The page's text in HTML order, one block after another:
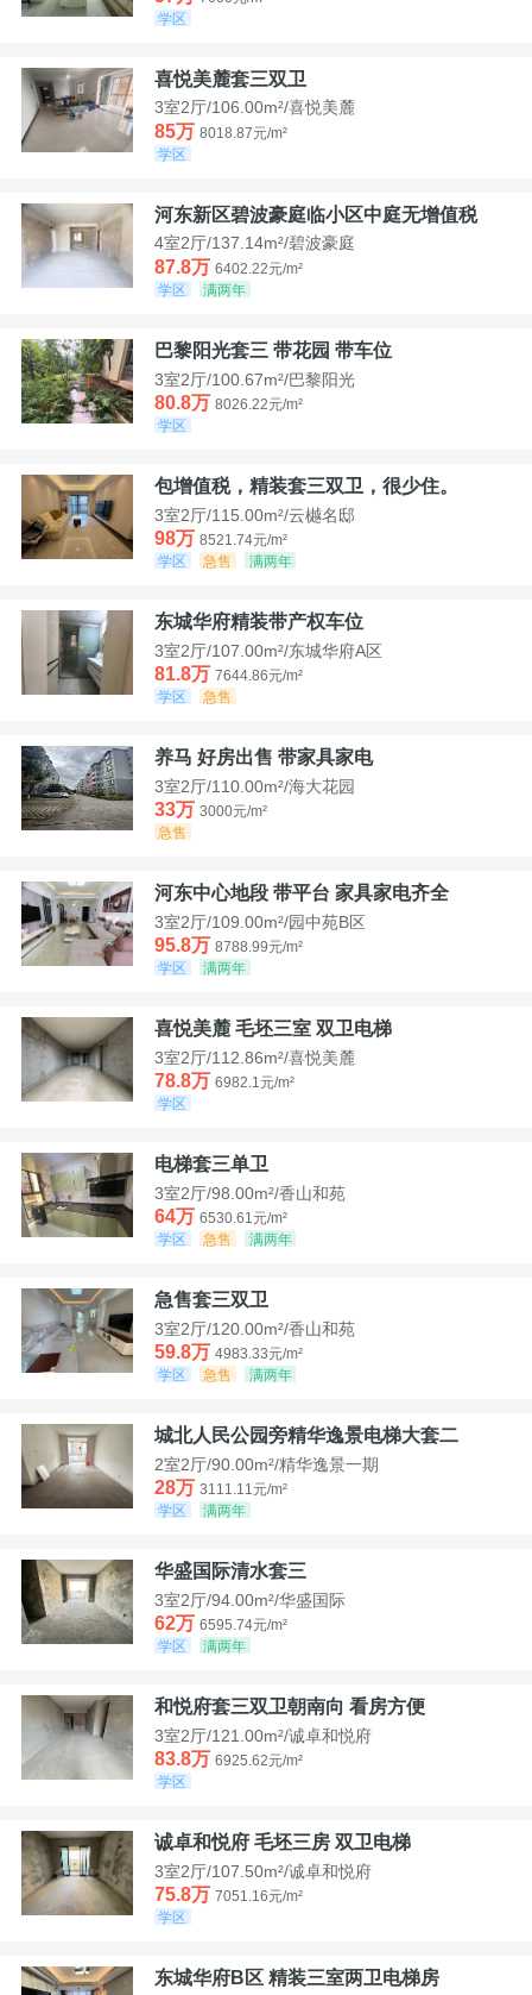
学区
喜悦美麓套三双卫
3室2厅/106.00m²/喜悦美麓
85万 8018.87元/m²
学区
河东新区碧波豪庭临小区中庭无增值税
4室2厅/137.14m²/碧波豪庭
87.8万 6402.22元/m²
学区
满两年
巴黎阳光套三 带花园 带车位
3室2厅/100.67m²/巴黎阳光
80.8万 8026.22元/m²
学区
包增值税，精装套三双卫，很少住。
3室2厅/115.00m²/云樾名邸
98万 8521.74元/m²
学区
急售 满两年
东城华府精装带产权车位
3室2厅/107.00m²/东城华府A区
81.8万 7644.86元/m²
学区
急售
养马 好房出售 带家具家电
3室2厅/110.00m²/海大花园
33万 3000元/m²
急售
河东中心地段 带平台 家具家电齐全
3室2厅/109.00m²/园中苑B区
95.8万 8788.99元/m²
学区
满两年
喜悦美麓 毛坯三室 双卫电梯
3室2厅/112.86m²/喜悦美麓
78.8万 6982.1元/m²
学区
电梯套三单卫
3室2厅/98.00m²/香山和苑
64万 6530.61元/m²
学区
急售 满两年
急售套三双卫
3室2厅/120.00m²/香山和苑
59.8万 4983.33元/m²
学区
急售 满两年
城北人民公园旁精华逸景电梯大套二
2室2厅/90.00m²/精华逸景一期
28万 3111.11元/m²
学区
满两年
华盛国际清水套三
3室2厅/94.00m²/华盛国际
62万 6595.74元/m²
学区
满两年
和悦府套三双卫朝南向 看房方便
3室2厅/121.00m²/诚卓和悦府
83.8万 6925.62元/m²
学区
诚卓和悦府 毛坯三房 双卫电梯
3室2厅/107.50m²/诚卓和悦府
75.8万 7051.16元/m²
学区
东城华府B区 精装三室两卫电梯房